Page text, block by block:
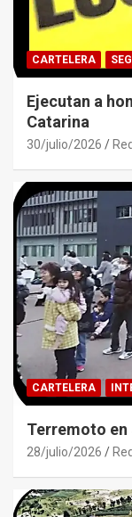
CARTELERA
Ejecutan a
Catarina
30/julio/2026
CARTELERA
Terremoto en
28/julio/2026